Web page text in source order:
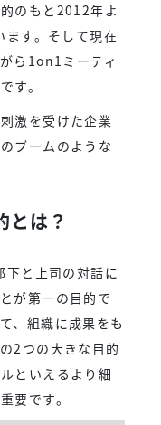
のもと2012年よ
す。そして現在
ら1on1ミーティ
す。
激を受けた企業
ブームのような
は？
と上司の対話に
が第一の目的で
、組織に成果をも
2つの大きな目的
といえるより細
要です。